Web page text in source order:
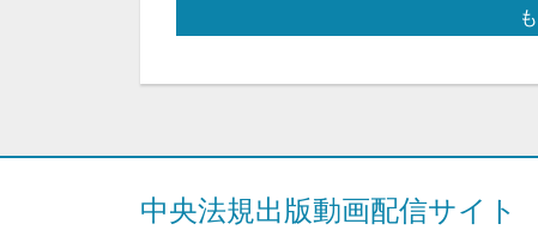
中央法規出版動画配信サイト